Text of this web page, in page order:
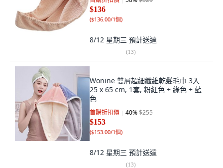
$136
($136.00/1個)
8/12 星期三 預計送達
(13)
Wonine 雙層超細纖維乾髮毛巾 3入
25 x 65 cm, 1套, 粉紅色 + 綠色 + 藍
色
首購折扣價 40%$255
$153
($153.00/1個)
8/12 星期三 預計送達
(13)